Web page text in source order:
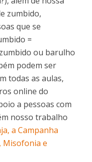
zumbido,
que se
=
ou barulho
podem ser
todas as aulas,
online do
a pessoas com
nosso trabalho
a Campanha
Misofonia e